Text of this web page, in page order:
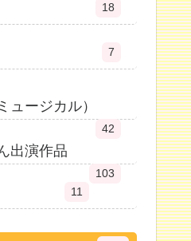
18
7
ュージカル）
42
出演作品
103
11